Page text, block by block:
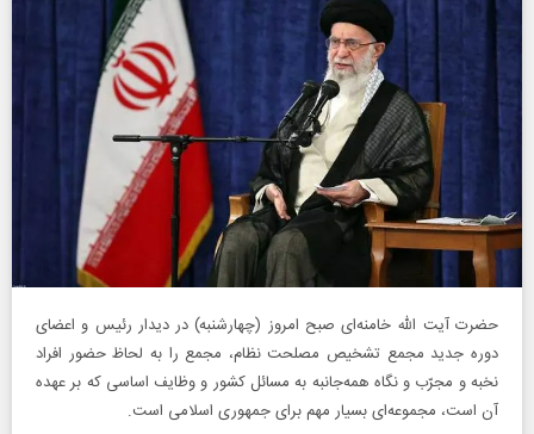
حضرت آیت الله خامنه‌ای صبح امروز (چهارشنبه) در دیدار رئیس و اعضای
دوره جدید مجمع تشخیص مصلحت نظام، مجمع را به لحاظ حضور افراد
نخبه و مجرّب و نگاه همه‌جانبه به مسائل کشور و وظایف اساسی که بر عهده
آن است، مجموعه‌ای بسیار مهم برای جمهوری اسلامی است.